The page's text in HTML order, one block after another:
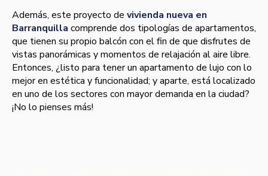
Además, este proyecto de vivienda nueva en
Barranquilla comprende dos tipologías de apartamentos,
que tienen su propio balcón con el fin de que disfrutes de
vistas panorámicas y momentos de relajación al aire libre.
Entonces, ¿listo para tener un apartamento de lujo con lo
mejor en estética y funcionalidad; y aparte, está localizado
en uno de los sectores con mayor demanda en la ciudad?
¡No lo pienses más!